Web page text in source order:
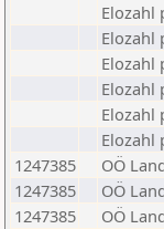
Elozahl
Elozahl
Elozahl
Elozahl
Elozahl
Elozahl
1247385
OÖ
1247385
OÖ
1247385
OÖ